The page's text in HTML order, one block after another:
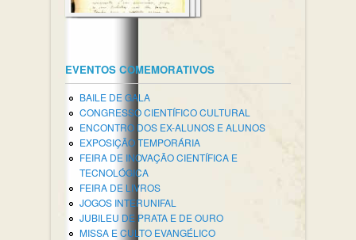
EVENTOS COMEMORATIVOS
BAILE DE GALA
CONGRESSO CIENTÍFICO CULTURAL
ENCONTRO DOS EX-ALUNOS E ALUNOS
EXPOSIÇÃO TEMPORÁRIA
FEIRA DE INOVAÇÃO CIENTÍFICA E
TECNOLÓGICA
FEIRA DE LIVROS
JOGOS INTERUNIFAL
JUBILEU DE PRATA E DE OURO
MISSA E CULTO EVANGÉLICO